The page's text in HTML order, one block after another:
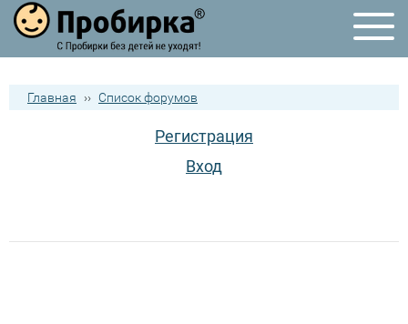
Главная ›› Список форумов
Регистрация
Вход